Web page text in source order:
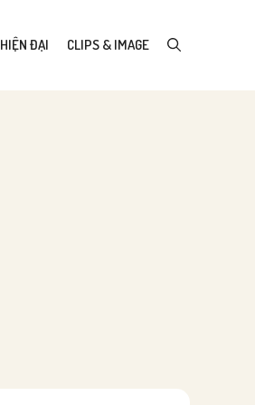
HIỆN ĐẠI CLIPS & IMAGE